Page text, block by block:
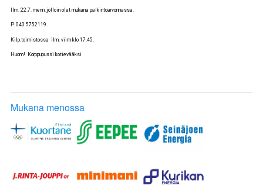
Ilm. 22.7. menn. jolloin olet mukana palkintoarvonnassa.
P. 040 5752119.
Kilp.toimistossa ilm. viim klo 17.45.
Huom! Korppupussi kotievääksi
Mukana menossa